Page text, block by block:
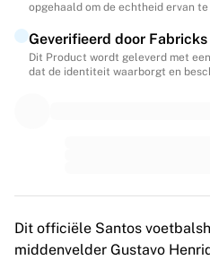
Wereldkampioenschappen
Premier League
La Liga
Serie A
OL Lyonnes
Paris Saint-Germain Feminines
opgehaald om de echtheid ervan
Geverifieerd door Fabricks
Dit Product wordt geleverd met
dat de identiteit waarborgt en
Dit officiële Santos
middenvelder Gustavo